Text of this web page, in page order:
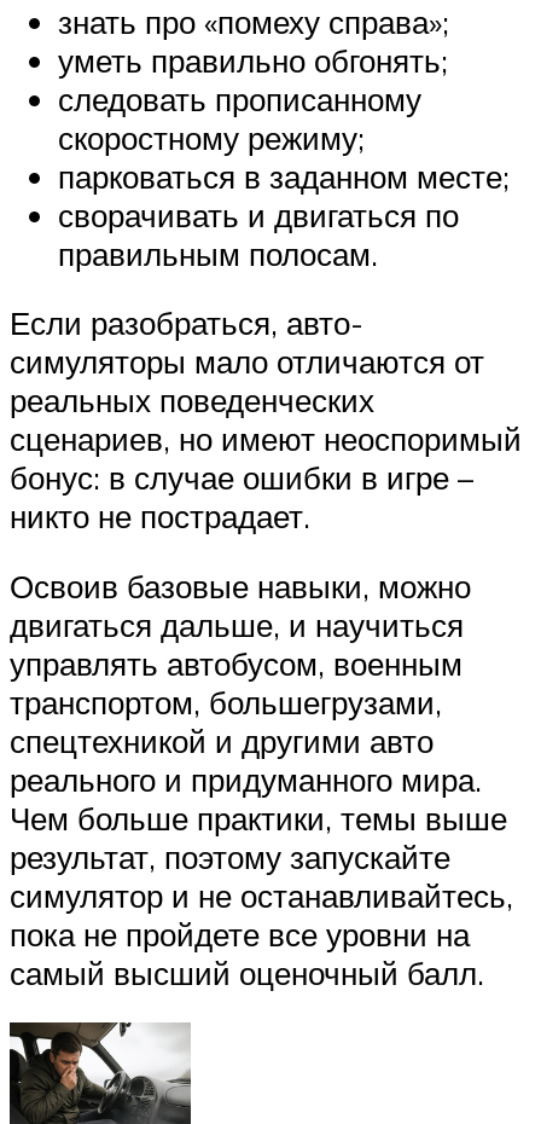
знать про «помеху справа»;
уметь правильно обгонять;
следовать прописанному
скоростному режиму;
парковаться в заданном месте;
сворачивать и двигаться по
правильным полосам.
Если разобраться, авто-
симуляторы мало отличаются от
реальных поведенческих
сценариев, но имеют неоспоримый
бонус: в случае ошибки в игре –
никто не пострадает.
Освоив базовые навыки, можно
двигаться дальше, и научиться
управлять автобусом, военным
транспортом, большегрузами,
спецтехникой и другими авто
реального и придуманного мира.
Чем больше практики, темы выше
результат, поэтому запускайте
симулятор и не останавливайтесь,
пока не пройдете все уровни на
самый высший оценочный балл.